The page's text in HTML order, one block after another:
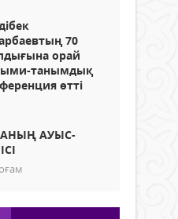
70
орай
танымдық
өтті
АУЫС-